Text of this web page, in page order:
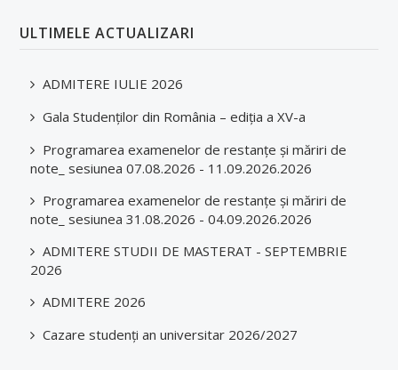
Formulare tipizate
REZIDENȚI
Licența
Informații generale
Rezultate admitere
Masterat
ULTIMELE ACTUALIZARI
ADMITERE IULIE 2026
Gala Studenților din România – ediția a XV-a
Programarea examenelor de restanțe și măriri de
note_ sesiunea 07.08.2026 - 11.09.2026.2026
Programarea examenelor de restanțe și măriri de
note_ sesiunea 31.08.2026 - 04.09.2026.2026
ADMITERE STUDII DE MASTERAT - SEPTEMBRIE
2026
ADMITERE 2026
Cazare studenți an universitar 2026/2027